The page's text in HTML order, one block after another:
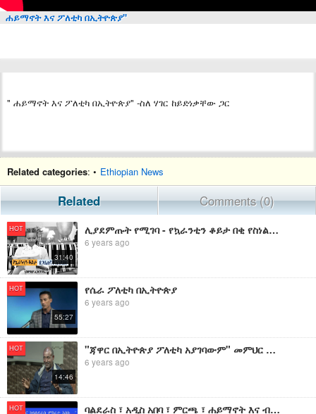
ሐይማኖት እና ፖለቲካ በኢትዮጵያ"
" ሐይማኖት እና ፖለቲካ በኢትዮጵያ" -ስለ ሃገር ከይድነቃቸው ጋር
Related categories: • Ethiopian News
Related Comments (0)
HOT
31:40
ሊያደምጡት የሚገባ - የኳራንቲን ቆይታ በቂ የስነልቦና ዝግጅት ሳይደረግ ከተገባበት መዘዙ ብዙ ነው - የኳራንቲን ቆይታ በኢትዮጵያ ኢንሳይደር ጋዜጠኛ ሐይማኖት
6 years ago
HOT
55:27
የሴራ ፖለቲካ በኢትዮጵያ
6 years ago
HOT
14:46
"ጃዋር በኢትዮጵያ ፖለቲካ አያገባውም" መምህር ታዬ ቦጋለ- ነጻ ሐሳብ ክፍል 2-ለ
6 years ago
HOT ባልደራስ ፣ አዲስ አበባ ፣ ምርጫ ፣ ሐይማኖት እና ብሔር - ከእስክንድር ጋር